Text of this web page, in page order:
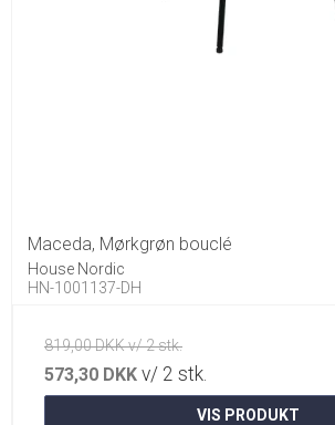
Maceda, Mørkgrøn bouclé
House Nordic
HN-1001137-DH
819,00 DKK v/ 2 stk.
573,30 DKK v/ 2 stk.
VIS PRODUKT